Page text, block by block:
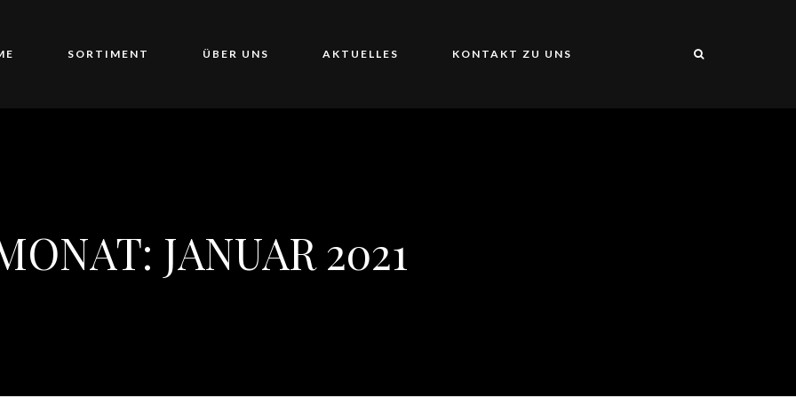
SORTIMENT ÜBER UNS AKTUELLES KONTAKT ZU UNS
JANUAR 2021